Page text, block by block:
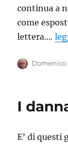
continua a
come
lettera.…
Autore
Domenico
I
E’ di questi